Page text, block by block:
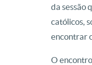
da sessão
católicos,
encontrar
O